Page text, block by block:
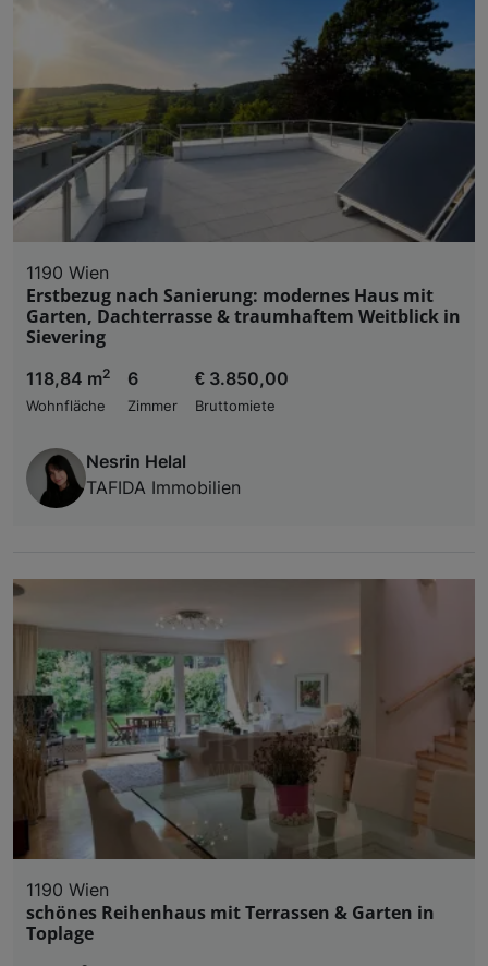
1190 Wien
Erstbezug nach Sanierung: modernes Haus mit
Garten, Dachterrasse & traumhaftem Weitblick in
Sievering
118,84 m2
Wohnfläche
6
Zimmer
€ 3.850,00
Bruttomiete
Nesrin Helal
TAFIDA Immobilien
1190 Wien
schönes Reihenhaus mit Terrassen & Garten in
Toplage